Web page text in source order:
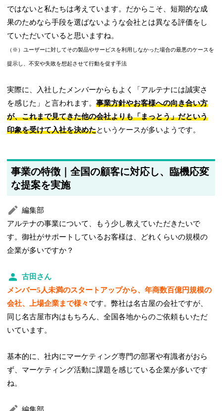
ではないと私たちは考えています。だからこそ、短期的な成
果のためなら手段を選ばないような会社とは異なる評価をし
ていただいていると思いますね。
（※）ユーザーに対してその製品やサービスを利用しなかった場合の最悪のケースを
提示し、不安や失敗を想起させて行動を促す手法
実際に、入社したメンバーからもよく「アルテナには誠実さ
を感じた」と言われます。事業方針やお客様への向き合い方
が、これまで見てきた他の会社よりも「まっとう」だという
印象を受けて入社を決めたというケースが多いようです。
事業の特徴｜全国の顧客に対応し、臨機応変
な提案を実施
編集部
アルテナの事業について、もう少し教えていただきたいで
す。御社がサポートしているお客様は、どれくらいの規模の
企業が多いですか？
古田さん
メンバー5人未満のスタートアップから、年商数百億円規模の
会社、上場企業まで様々です。弊社は名古屋の会社ですが、
同じ名古屋市内はもちろん、全国各地からのご依頼もいただ
いています。
基本的に、社内にマーケティング専門の部署や有識者がおら
ず、マーケティング活動に課題を感じている企業が多いです
ね。
編集部